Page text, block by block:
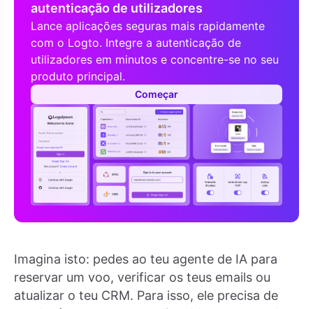
autenticação de utilizadores
Lance aplicações seguras mais rapidamente
com o Logto. Integre a autenticação de
utilizadores em minutos e concentre-se no seu
produto principal.
Começar
Imagina isto: pedes ao teu agente de IA para
reservar um voo, verificar os teus emails ou
atualizar o teu CRM. Para isso, ele precisa de